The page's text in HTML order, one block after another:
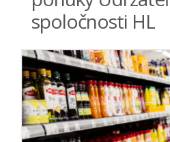
spoločnosti HL